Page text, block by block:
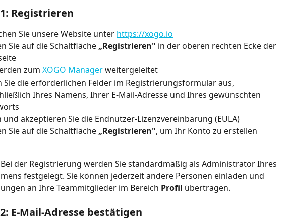
Registrieren
Sie unsere Website unter https://xogo.io
Sie auf die Schaltfläche „Registrieren" in der oberen rechten Ecke der
zum XOGO Manager weitergeleitet
Sie die erforderlichen Felder im Registrierungsformular aus,
Ihres Namens, Ihrer E-Mail-Adresse und Ihres gewünschten
und akzeptieren Sie die Endnutzer-Lizenzvereinbarung (EULA)
Sie auf die Schaltfläche „Registrieren", um Ihr Konto zu erstellen
Bei der Registrierung werden Sie standardmäßig als Administrator Ihres
festgelegt. Sie können jederzeit andere Personen einladen und
an Ihre Teammitglieder im Bereich Profil übertragen.
E-Mail-Adresse bestätigen